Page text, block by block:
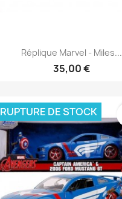
Réplique Marvel - Miles...
35,00 €
RUPTURE DE STOCK